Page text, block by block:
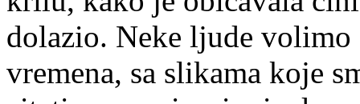
dolazio. Neke ljude volimo
vremena, sa slikama koje